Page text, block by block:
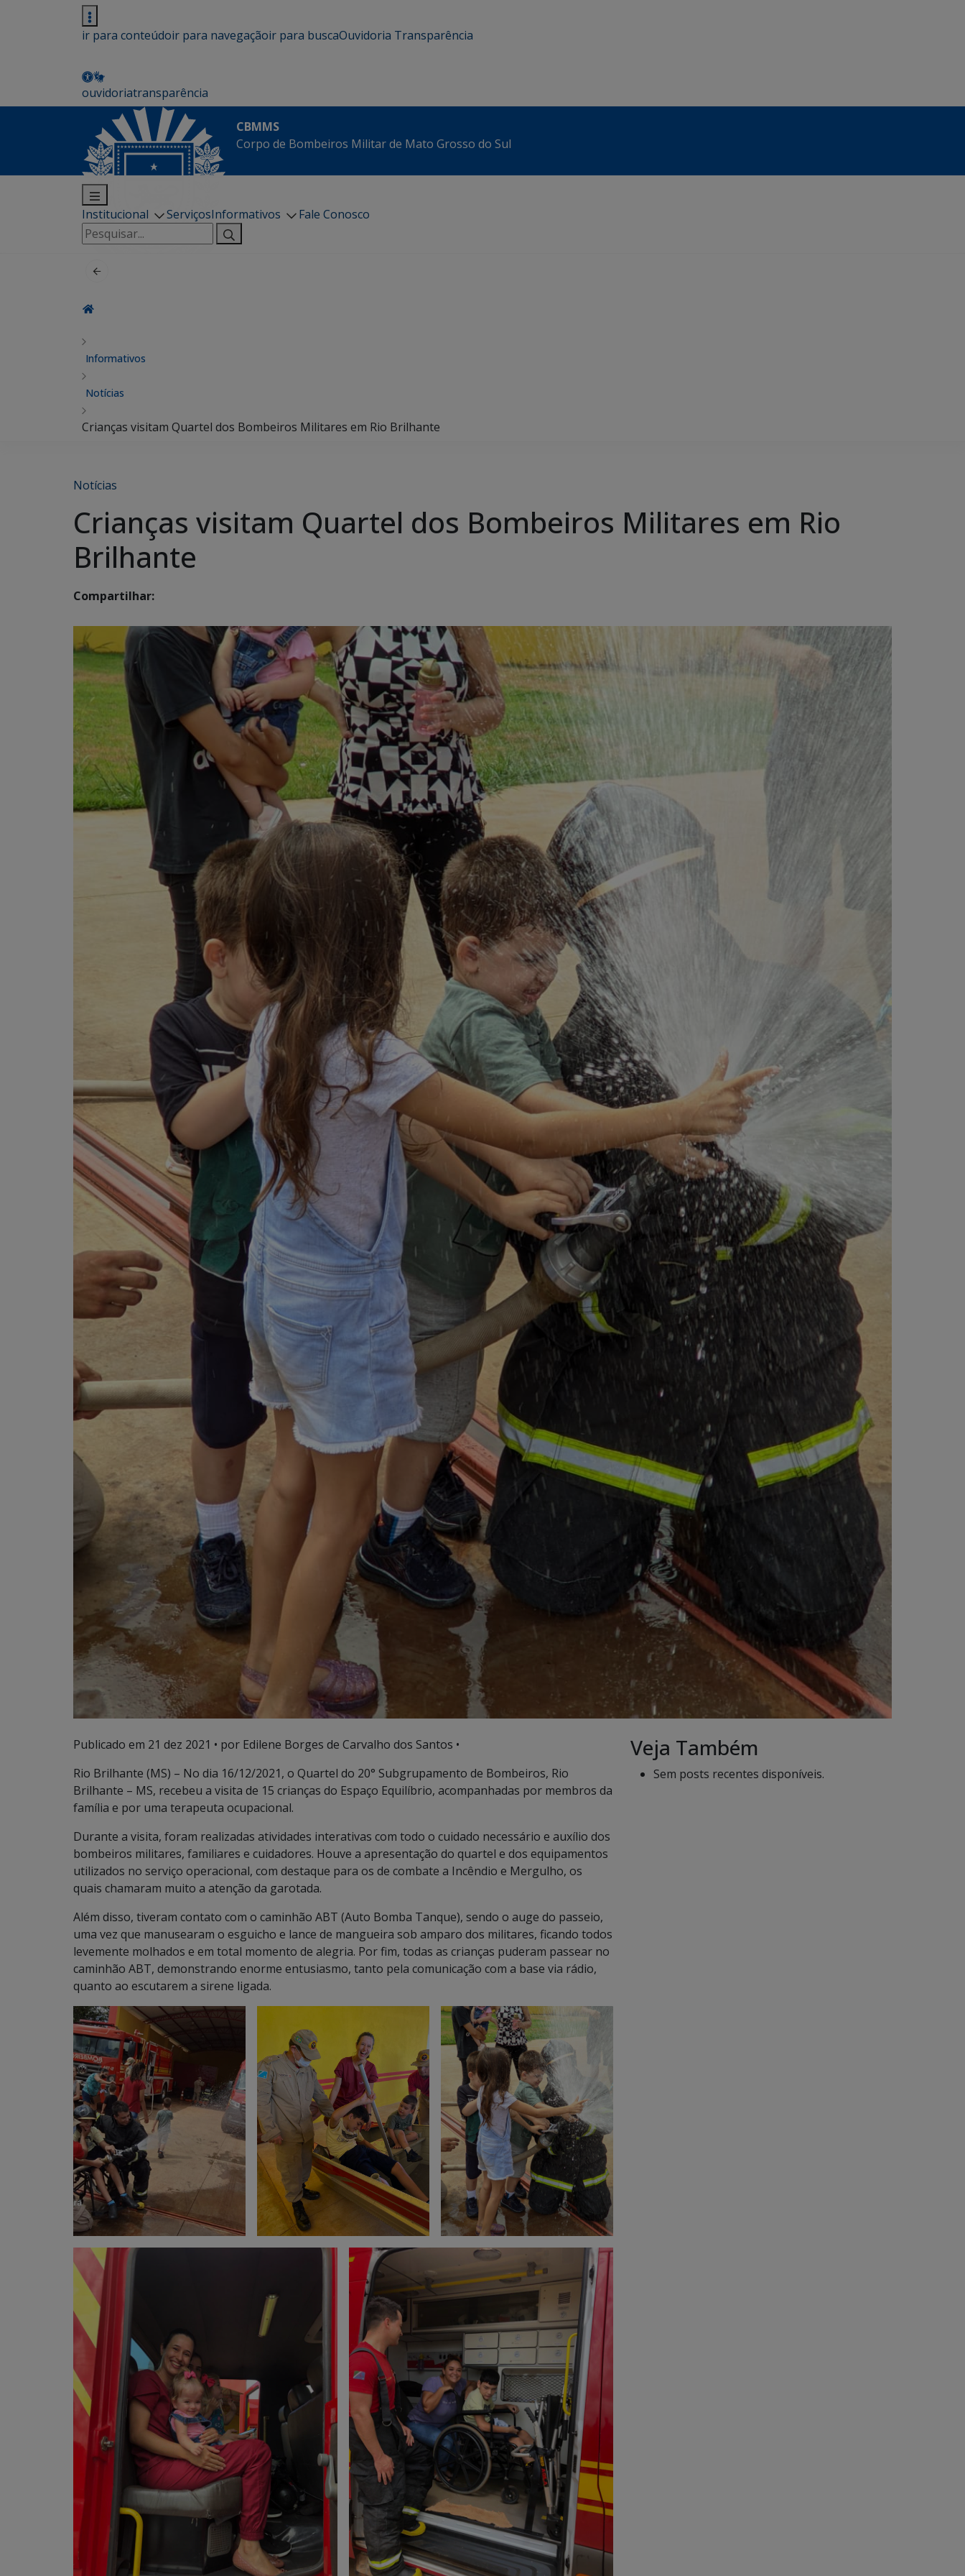
ir para conteúdoir para navegaçãoir para buscaOuvidoria Transparência
ouvidoriatransparência
CBMMS
Corpo de Bombeiros Militar de Mato Grosso do Sul
Institucional ServiçosInformativos
Fale Conosco
Pesquisar
por:
Informativos
Notícias
Crianças visitam Quartel dos Bombeiros Militares em Rio Brilhante
Notícias
Crianças visitam Quartel dos Bombeiros Militares em Rio
Brilhante
Compartilhar:
Publicado em 21 dez 2021 • por Edilene Borges de Carvalho dos Santos •
Rio Brilhante (MS) – No dia 16/12/2021, o Quartel do 20° Subgrupamento de Bombeiros, Rio
Brilhante – MS, recebeu a visita de 15 crianças do Espaço Equilíbrio, acompanhadas por membros da
família e por uma terapeuta ocupacional.
Durante a visita, foram realizadas atividades interativas com todo o cuidado necessário e auxílio dos
bombeiros militares, familiares e cuidadores. Houve a apresentação do quartel e dos equipamentos
utilizados no serviço operacional, com destaque para os de combate a Incêndio e Mergulho, os
quais chamaram muito a atenção da garotada.
Além disso, tiveram contato com o caminhão ABT (Auto Bomba Tanque), sendo o auge do passeio,
uma vez que manusearam o esguicho e lance de mangueira sob amparo dos militares, ficando todos
levemente molhados e em total momento de alegria. Por fim, todas as crianças puderam passear no
caminhão ABT, demonstrando enorme entusiasmo, tanto pela comunicação com a base via rádio,
quanto ao escutarem a sirene ligada.
Veja Também
Sem posts recentes disponíveis.